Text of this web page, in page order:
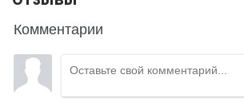
Комментарии